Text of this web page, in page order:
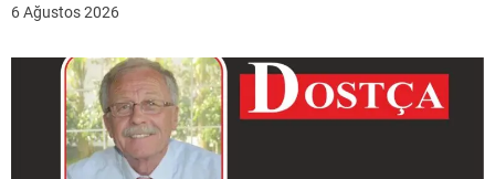
6 Ağustos 2026